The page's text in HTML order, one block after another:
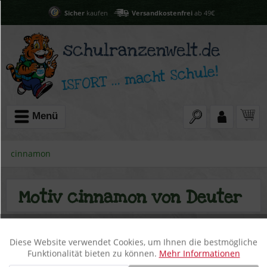
Sicherkaufen Versandkostenfreiab 49€
Menü
cinnamon
Motiv cinnamon von Deuter
Funktionale Aktiv
Diese Website verwendet Cookies, um Ihnen die bestmögliche
Funktionalität bieten zu können. Mehr Informationen